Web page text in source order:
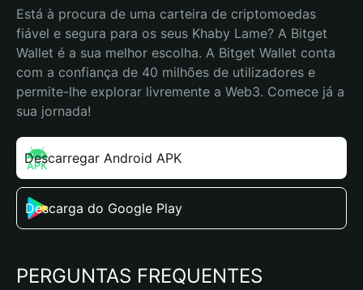
Está à procura de uma carteira de criptomoedas
fiável e segura para os seus Khaby Lame? A Bitget
Wallet é a sua melhor escolha. A Bitget Wallet conta
com a confiança de 40 milhões de utilizadores e
permite-lhe explorar livremente a Web3. Comece já a
sua jornada!
Descarregar Android APK
Descarga do Google Play
PERGUNTAS FREQUENTES